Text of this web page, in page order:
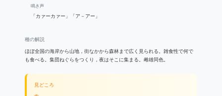
鳴き声
「カァーカァー」「ア－アー」
種の解説
ほぼ全国の海岸から山地，街なかから森林まで広く見られる。雑食性で何で
も食べる。集団ねぐらをつくり，夜はそこに集まる。雌雄同色。
見どころ